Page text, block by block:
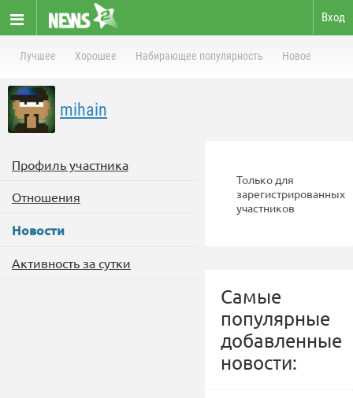
Вход
Лучшее Хорошее Набирающее популярность Новое
mihain
Профиль участника
Отношения
Новости
Активность за сутки
Только для
зарегистрированных
участников
Самые
популярные
добавленные
новости: